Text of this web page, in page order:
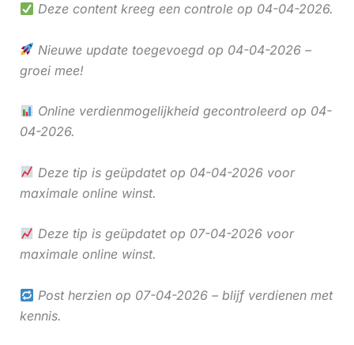
Deze content kreeg een controle op 04-04-2026.
Nieuwe update toegevoegd op 04-04-2026 –
groei mee!
Online verdienmogelijkheid gecontroleerd op 04-
04-2026.
Deze tip is geüpdatet op 04-04-2026 voor
maximale online winst.
Deze tip is geüpdatet op 07-04-2026 voor
maximale online winst.
Post herzien op 07-04-2026 – blijf verdienen met
kennis.